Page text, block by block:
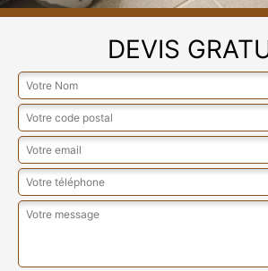
DEVIS